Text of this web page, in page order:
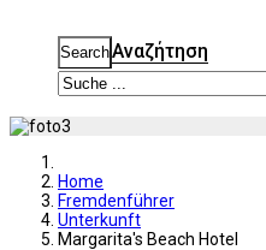
SearchΑναζήτηση
Home
Fremdenführer
Unterkunft
Margarita's Beach Hotel